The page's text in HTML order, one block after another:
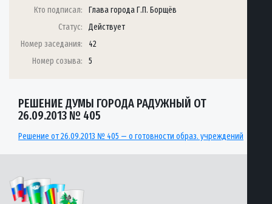
Кто подписал:
Глава города Г.П. Борщёв
Статус:
Действует
Номер заседания:
42
Номер созыва:
5
РЕШЕНИЕ ДУМЫ ГОРОДА РАДУЖНЫЙ ОТ
26.09.2013 № 405
Решение от 26.09.2013 № 405 — о готовности образ. учреждений